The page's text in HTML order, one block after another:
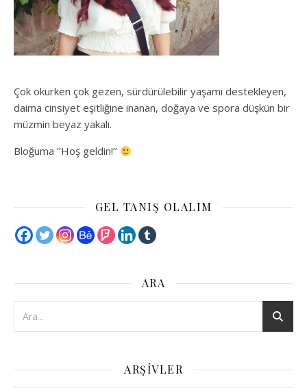
Çok okurken çok gezen, sürdürülebilir yaşamı destekleyen,
daima cinsiyet eşitliğine inanan, doğaya ve spora düşkün bir
müzmin beyaz yakalı.
Bloğuma ‘’Hoş geldin!’’
GEL TANIŞ OLALIM
ARA
ARŞIVLER